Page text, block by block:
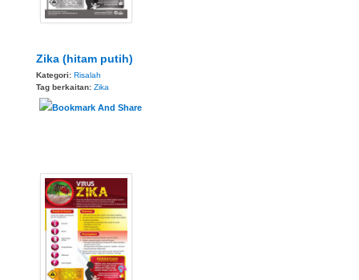
Zika (hitam putih)
Kategori: Risalah
Tag berkaitan: Zika